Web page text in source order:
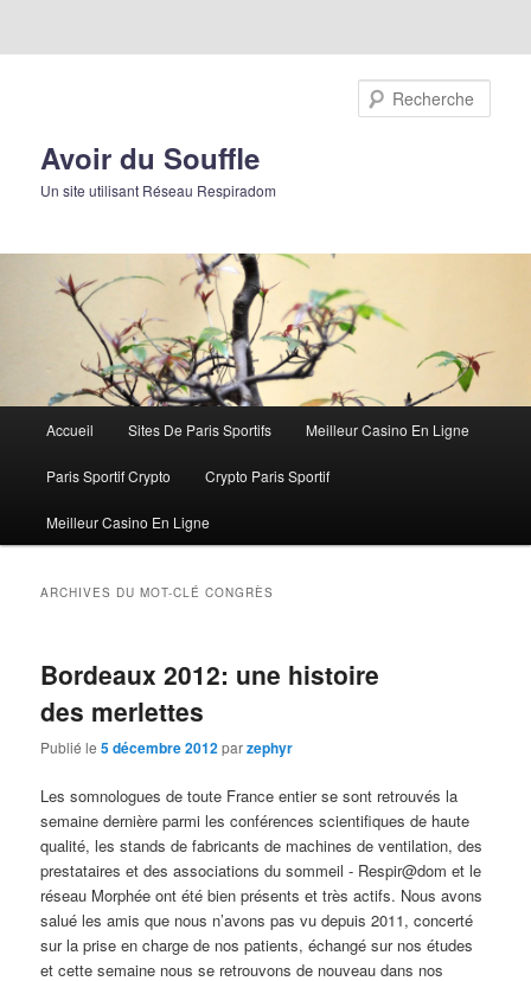
Avoir du Souffle
Un site utilisant Réseau Respiradom
Aller au contenu principal
Aller au contenu secondaire
Accueil Sites De Paris Sportifs Meilleur Casino En Ligne
Paris Sportif Crypto Crypto Paris Sportif
Meilleur Casino En Ligne
ARCHIVES DU MOT-CLÉCONGRÈS
Bordeaux 2012: une histoire
des merlettes
Publié le5 décembre 2012parzephyr
Les somnologues de toute France entier se sont retrouvés la
semaine dernière parmi les conférences scientifiques de haute
qualité, les stands de fabricants de machines de ventilation, des
prestataires et des associations du sommeil - Respir@dom et le
réseau Morphée ont été bien présents et très actifs. Nous avons
salué les amis que nous n’avons pas vu depuis 2011, concerté
sur la prise en charge de nos patients, échangé sur nos études
et cette semaine nous se retrouvons de nouveau dans nos